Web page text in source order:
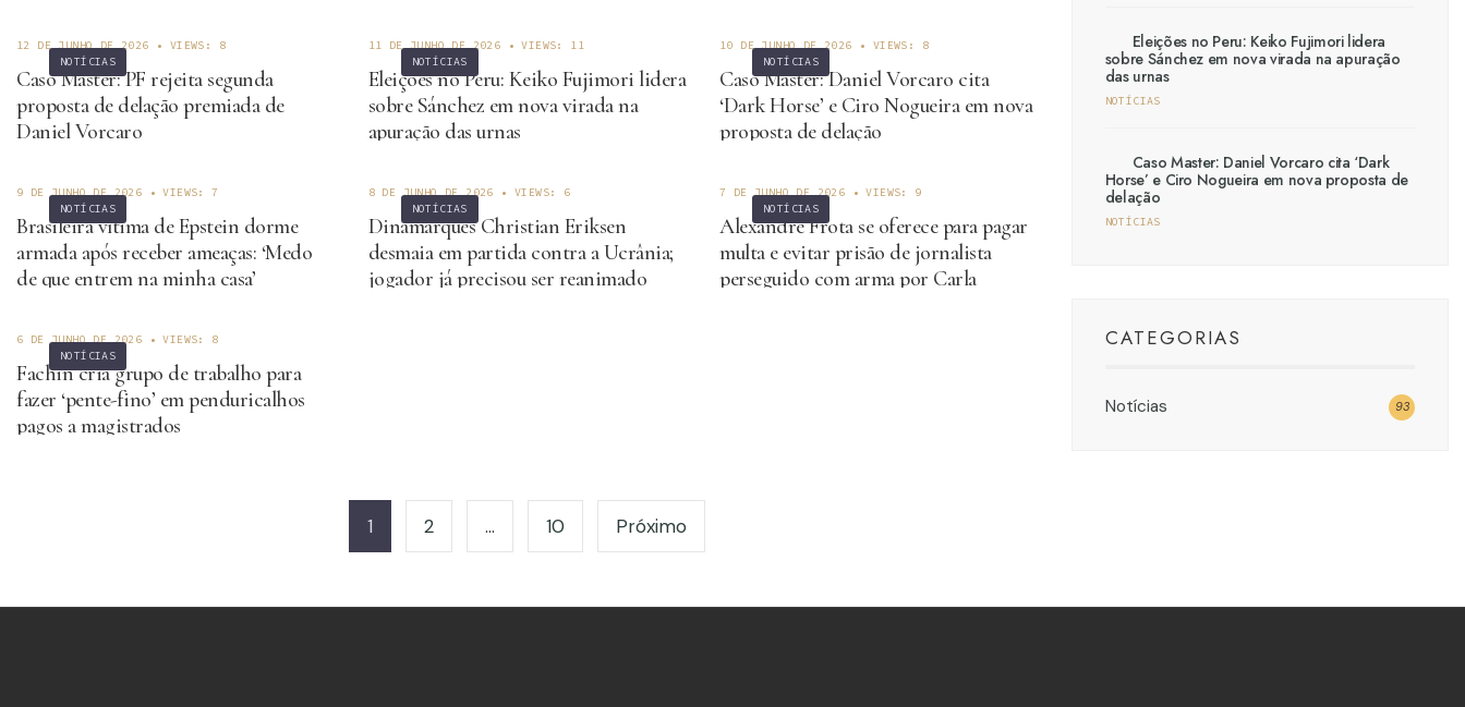
NOTÍCIAS
12 DE JUNHO DE 2026 • VIEWS: 8
Caso Master: PF rejeita segunda
proposta de delação premiada de
Daniel Vorcaro
NOTÍCIAS
11 DE JUNHO DE 2026 •VIEWS: 11
Eleições no Peru: Keiko Fujimori lidera
sobre Sánchez em nova virada na
apuração das urnas
NOTÍCIAS
10 DE JUNHO DE 2026 • VIEWS: 8
Caso Master: Daniel Vorcaro cita
‘Dark Horse’ e Ciro Nogueira em nova
proposta de delação
NOTÍCIAS
9 DE JUNHO DE 2026 •VIEWS: 7
Brasileira vítima de Epstein dorme
armada após receber ameaças: ‘Medo
de que entrem na minha casa’
NOTÍCIAS
8 DE JUNHO DE 2026 • VIEWS: 6
Dinamarquês Christian Eriksen
desmaia em partida contra a Ucrânia;
jogador já precisou ser reanimado
NOTÍCIAS
7 DE JUNHO DE 2026 •VIEWS: 9
Alexandre Frota se oferece para pagar
multa e evitar prisão de jornalista
perseguido com arma por Carla
NOTÍCIAS
6 DE JUNHO DE 2026 •VIEWS: 8
Fachin cria grupo de trabalho para
fazer ‘pente-fino’ em penduricalhos
pagos a magistrados
1 2 … 10 Próximo
Eleições no Peru: Keiko Fujimori lidera
sobre Sánchez em nova virada na apuração
das urnas
NOTÍCIAS
Caso Master: Daniel Vorcaro cita ‘Dark
Horse’ e Ciro Nogueira em nova proposta de
delação
NOTÍCIAS
CATEGORIAS
Notícias 93